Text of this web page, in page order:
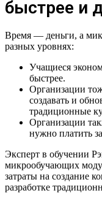
быстрее и
Время — деньги, а
разных уровнях:
Учащиеся
быстрее.
Организации
создавать и
традиционные
Организации
нужно платить
Эксперт в обучении
микрообучающих
затраты на создание
разработке